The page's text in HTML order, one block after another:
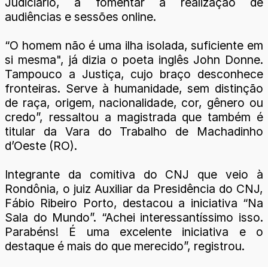
audiências e sessões online.
“O homem não é uma ilha isolada, suficiente em
si mesma", já dizia o poeta inglês John Donne.
Tampouco a Justiça, cujo braço desconhece
fronteiras. Serve à humanidade, sem distinção
de raça, origem, nacionalidade, cor, gênero ou
credo”, ressaltou a magistrada que também é
titular da Vara do Trabalho de Machadinho
d’Oeste (RO).
Integrante da comitiva do CNJ que veio à
Rondônia, o juiz Auxiliar da Presidência do CNJ,
Fábio Ribeiro Porto, destacou a iniciativa “Na
Sala do Mundo”. “Achei interessantíssimo isso.
Parabéns! É uma excelente iniciativa e o
destaque é mais do que merecido”, registrou.